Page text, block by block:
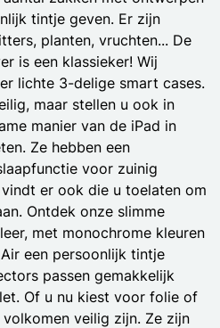
tintje geven. Er zijn
planten, vruchten... De
is een klassieker! Wij
lichte 3-delige smart cases.
maar stellen u ook in
manier van de iPad in
Ze hebben een
voor zuinig
er ook die u toelaten om
Ontdek onze slimme
met monochrome kleuren
een persoonlijk tintje
passen gemakkelijk
Of u nu kiest voor folie of
veilig zijn. Ze zijn